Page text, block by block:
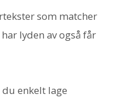
som matcher
lyden av også får
enkelt lage